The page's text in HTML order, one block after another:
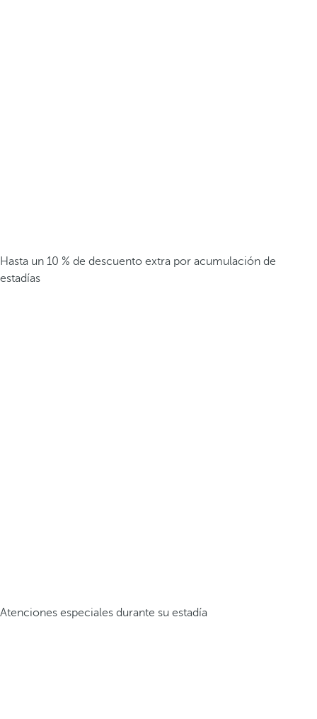
Hasta un 10 % de descuento extra por acumulación de
estadías
Atenciones especiales durante su estadía